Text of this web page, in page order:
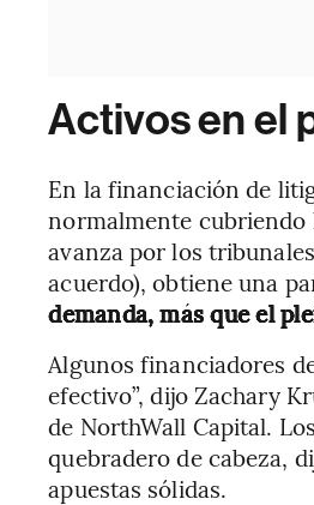
Activos en el
En la financiación de
normalmente cubriendo
avanza por los
acuerdo), obtiene una
demanda, más que el
Algunos financiadores
efectivo”, dijo Zachary
de NorthWall Capital.
quebradero de cabeza,
apuestas sólidas.